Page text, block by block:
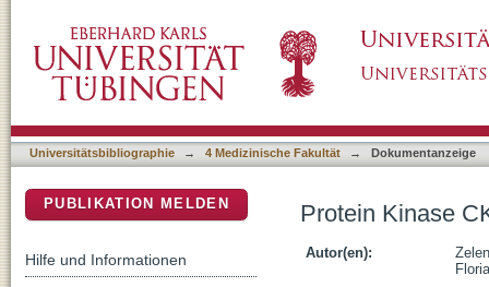
Universitätsbibliographie → 4 Medizinische Fakultät → Dokumentanzeige
Protein Kinase
Autor(en):
PUBLIKATION MELDEN
Hilfe und Informationen